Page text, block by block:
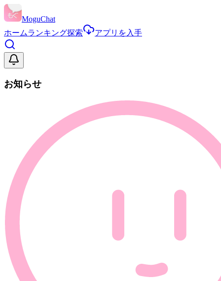
MoguChat
ホームランキング探索 アプリを入手
お知らせ